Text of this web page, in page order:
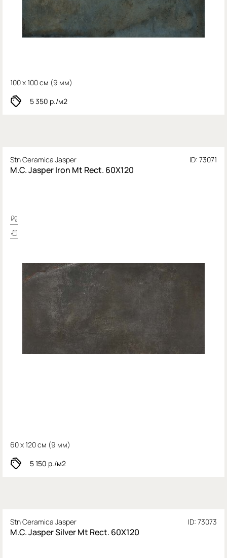
100 x 100 см (9 мм)
5 350 р./м2
Stn Ceramica Jasper ID: 73071
M.C. Jasper Iron Mt Rect. 60X120
60 x 120 см (9 мм)
5 150 р./м2
Stn Ceramica Jasper ID: 73073
M.C. Jasper Silver Mt Rect. 60X120